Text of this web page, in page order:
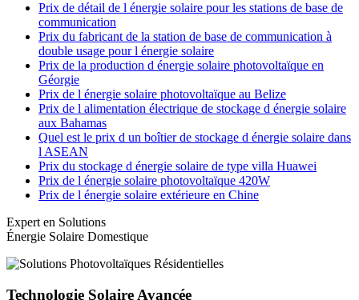
Prix de détail de l énergie solaire pour les stations de base de
communication
Prix du fabricant de la station de base de communication à
double usage pour l énergie solaire
Prix ​​de la production d énergie solaire photovoltaïque en
Géorgie
Prix de l énergie solaire photovoltaïque au Belize
Prix de l alimentation électrique de stockage d énergie solaire
aux Bahamas
Quel est le prix d un boîtier de stockage d énergie solaire dans
l ASEAN
Prix du stockage d énergie solaire de type villa Huawei
Prix de l énergie solaire photovoltaïque 420W
Prix de l énergie solaire extérieure en Chine
Expert en Solutions
Énergie Solaire Domestique
Technologie Solaire Avancée